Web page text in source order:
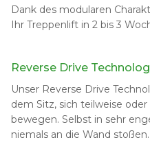
Dank des modularen
Ihr Treppenlift in 2 bis 3
Reverse Drive
Unser Reverse Drive
dem Sitz, sich teilweise
bewegen. Selbst in sehr
niemals an die Wand stoßen.